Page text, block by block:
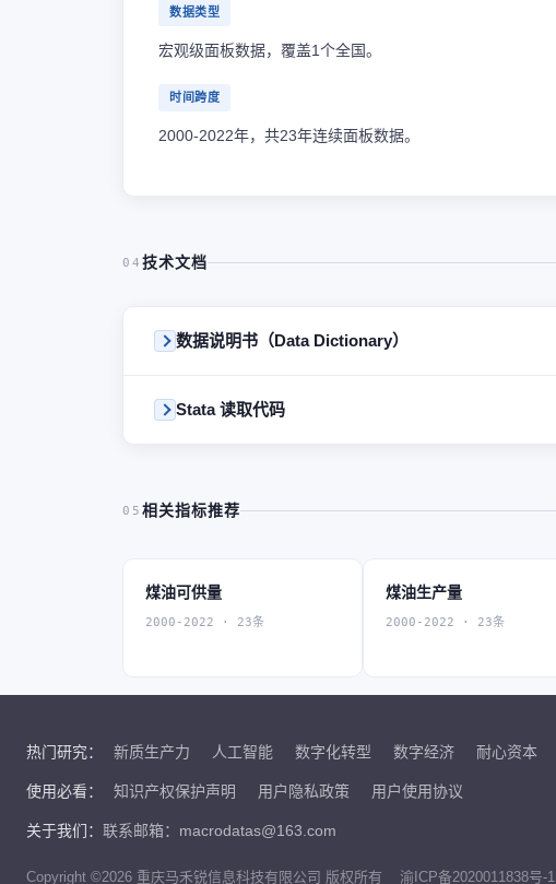
数据类型
宏观级面板数据，覆盖1个全国。
时间跨度
2000-2022年，共23年连续面板数据。
04 技术文档
数据说明书（Data Dictionary）
Stata 读取代码
05 相关指标推荐
煤油可供量
2000-2022 · 23条
煤油生产量
2000-2022 · 23条
热门研究： 新质生产力 人工智能 数字化转型 数字经济 耐心资本
使用必看： 知识产权保护声明 用户隐私政策 用户使用协议
关于我们： 联系邮箱：macrodatas@163.com
Copyright ©2026 重庆马禾锐信息科技有限公司 版权所有 渝ICP备2020011838号-1